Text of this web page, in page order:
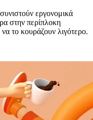
εργονομικά
στην περίπλοκη
το κουράζουν λιγότερο.